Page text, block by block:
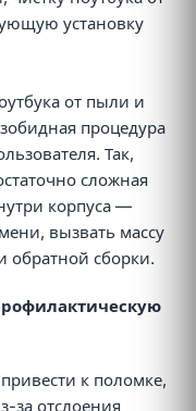
установку
от пыли и
процедура
Так,
сложная
корпуса —
вызвать массу
обратной сборки.
к поломке,
за отслоения